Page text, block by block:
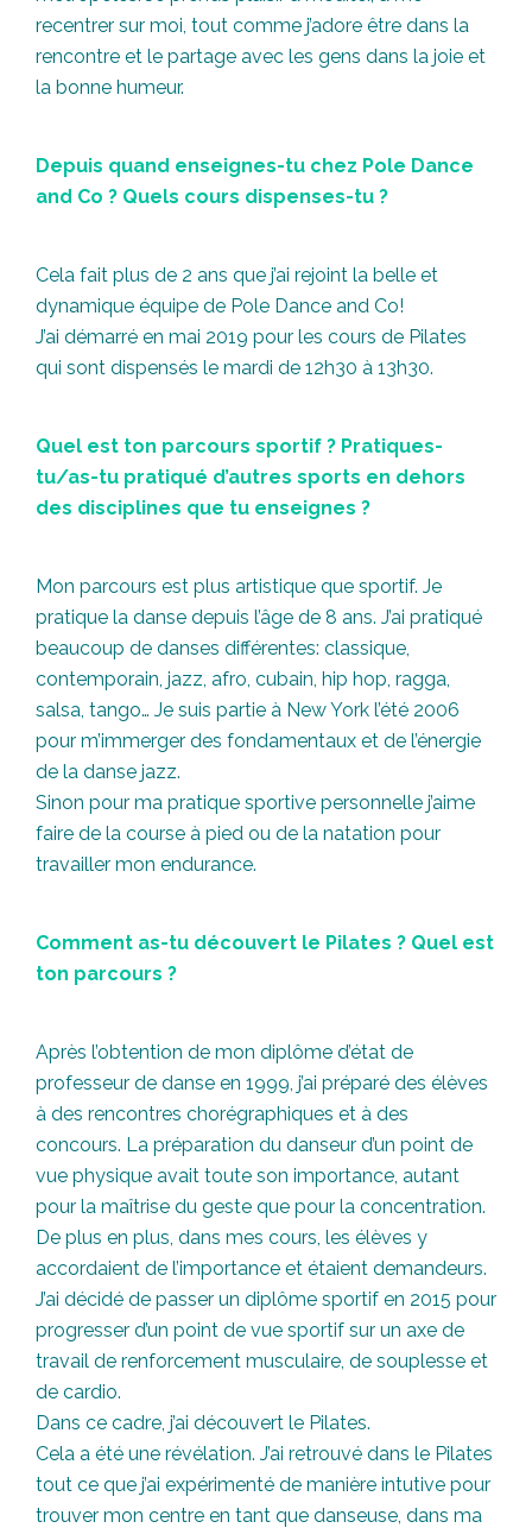
recentrer sur moi, tout comme j’adore être dans la
rencontre et le partage avec les gens dans la joie et
la bonne humeur.
Depuis quand enseignes-tu chez Pole Dance
and Co ? Quels cours dispenses-tu ?
Cela fait plus de 2 ans que j’ai rejoint la belle et
dynamique équipe de Pole Dance and Co!
J’ai démarré en mai 2019 pour les cours de Pilates
qui sont dispensés le mardi de 12h30 à 13h30.
Quel est ton parcours sportif ? Pratiques-
tu/as-tu pratiqué d’autres sports en dehors
des disciplines que tu enseignes ?
Mon parcours est plus artistique que sportif. Je
pratique la danse depuis l’âge de 8 ans. J’ai pratiqué
beaucoup de danses différentes: classique,
contemporain, jazz, afro, cubain, hip hop, ragga,
salsa, tango… Je suis partie à New York l’été 2006
pour m’immerger des fondamentaux et de l’énergie
de la danse jazz.
Sinon pour ma pratique sportive personnelle j’aime
faire de la course à pied ou de la natation pour
travailler mon endurance.
Comment as-tu découvert le Pilates ? Quel est
ton parcours ?
Après l’obtention de mon diplôme d’état de
professeur de danse en 1999, j’ai préparé des élèves
à des rencontres chorégraphiques et à des
concours. La préparation du danseur d’un point de
vue physique avait toute son importance, autant
pour la maîtrise du geste que pour la concentration.
De plus en plus, dans mes cours, les élèves y
accordaient de l’importance et étaient demandeurs.
J’ai décidé de passer un diplôme sportif en 2015 pour
progresser d’un point de vue sportif sur un axe de
travail de renforcement musculaire, de souplesse et
de cardio.
Dans ce cadre, j’ai découvert le Pilates.
Cela a été une révélation. J’ai retrouvé dans le Pilates
tout ce que j’ai expérimenté de manière intutive pour
trouver mon centre en tant que danseuse, dans ma